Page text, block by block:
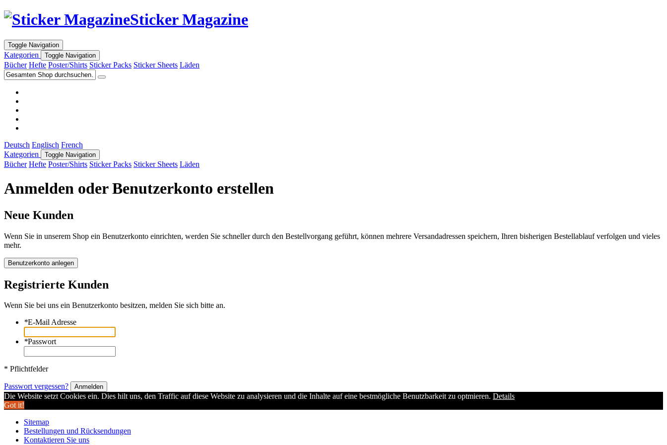
Sticker Magazine
Toggle Navigation
Kategorien Toggle Navigation
Bücher Hefte Poster/Shirts Sticker Packs Sticker Sheets Läden
Deutsch Englisch French
Kategorien
Toggle Navigation
Bücher Hefte Poster/Shirts Sticker Packs Sticker Sheets Läden
Anmelden oder Benutzerkonto erstellen
Neue Kunden
Wenn Sie in unserem Shop ein Benutzerkonto einrichten, werden Sie schneller durch den Bestellvorgang geführt, können mehrere Versandadressen speichern, Ihren bisherigen Bestellablauf verfolgen und vieles
mehr.
Benutzerkonto anlegen
Registrierte Kunden
Wenn Sie bei uns ein Benutzerkonto besitzen, melden Sie sich bitte an.
*E-Mail Adresse
*Passwort
* Pflichtfelder
Passwort vergessen? Anmelden
Die Website setzt Cookies ein. Dies hilt uns, den Traffic auf diese Website zu analysieren und die Inhalte auf eine bestmögliche Benutzbarkeit zu optmieren. Details
Got it!
Sitemap
Bestellungen und Rücksendungen
Kontaktieren Sie uns